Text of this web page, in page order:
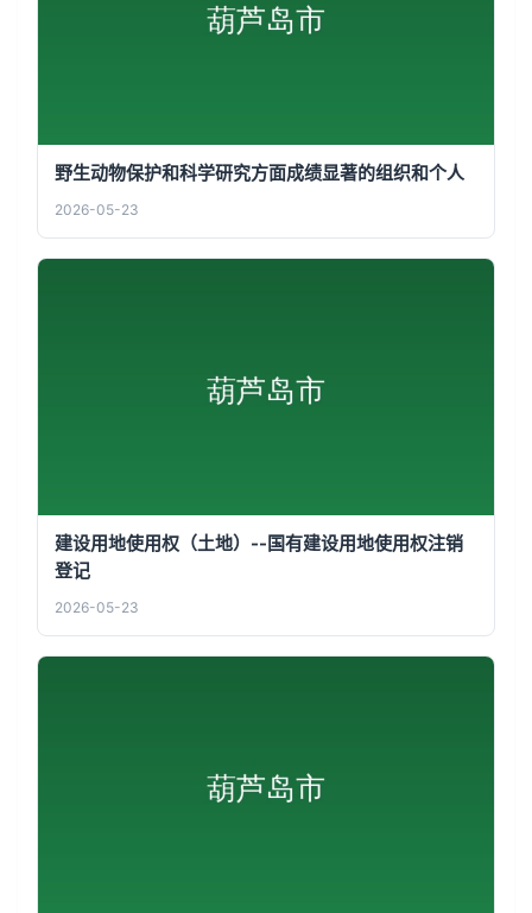
野生动物保护和科学研究方面成绩显著的组织和个人
2026-05-23
建设用地使用权（土地）--国有建设用地使用权注销
登记
2026-05-23